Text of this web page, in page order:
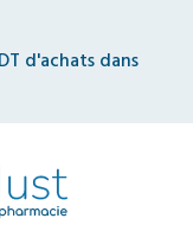
d'achats dans